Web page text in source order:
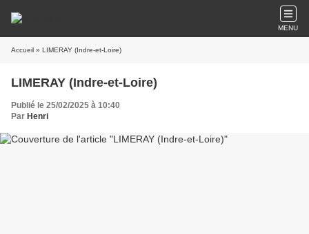
MENU
Accueil » LIMERAY (Indre-et-Loire)
LIMERAY (Indre-et-Loire)
Publié le 25/02/2025 à 10:40
Par Henri